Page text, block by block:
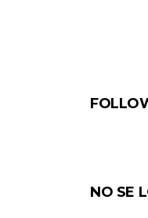
NO SE